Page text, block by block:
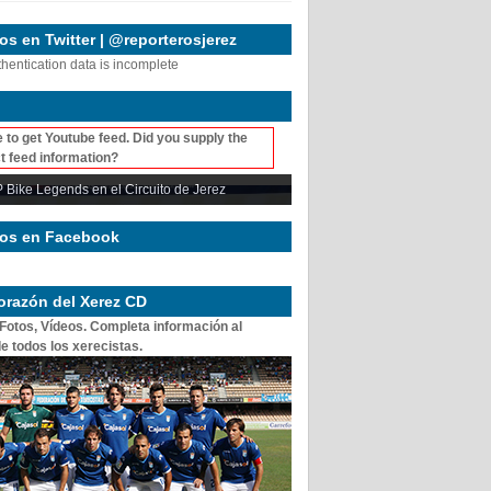
en Twitter | @reporterosjerez
data is incomplete
to get Youtube feed. Did you supply the
feed information?
Bike Legends en el Circuito de Jerez
en Facebook
del Xerez CD
Vídeos. Completa información al
todos los xerecistas.